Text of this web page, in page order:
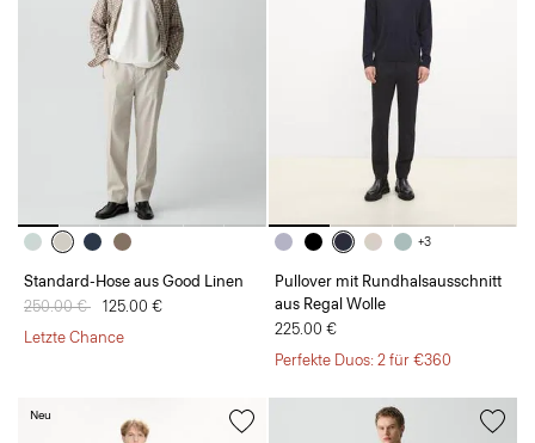
Standard-Hose aus Good Linen
Preis reduziert von
250.00 € auf
125.00 €
Letzte Chance
+3
Pullover mit Rundhalsausschnitt
aus Regal Wolle
225.00 €
Perfekte Duos: 2 für €360
Neu